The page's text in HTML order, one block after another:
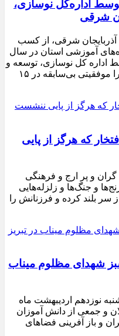
استان در سال ۱۴۰۴ توسط اداره‌کل نوسازی،
شرقی
شرقی، از کسب
آموزشی استان در سال
اداره کل نوسازی، توسعه و
تجهیز مدارس خبر داد و این دستاورد را موفقیتی بی‌سابقه در ۱۵
که هرگز از پایی
گران و پر ارج و فرهنگی
و جنگ‌ها و زلزله‌هایی
سر بلند کرده و فرزنانش را
شهدای مظلوم میناب
نوزدهم اردیبهشت ماه
و جمعی از دانش آموزان
و باز آفرینی فضاهای